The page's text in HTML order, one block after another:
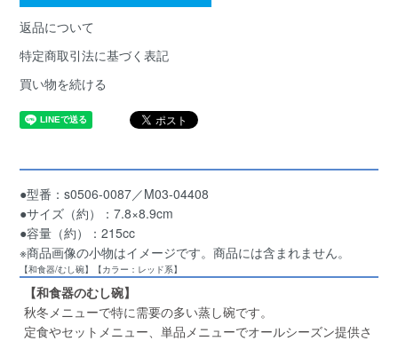
返品について
特定商取引法に基づく表記
買い物を続ける
●型番：s0506-0087／M03-04408
●サイズ（約）：7.8×8.9cm
●容量（約）：215cc
※商品画像の小物はイメージです。商品には含まれません。
【和食器/むし碗】【カラー：レッド系】
【和食器のむし碗】
秋冬メニューで特に需要の多い蒸し碗です。
定食やセットメニュー、単品メニューでオールシーズン提供さ